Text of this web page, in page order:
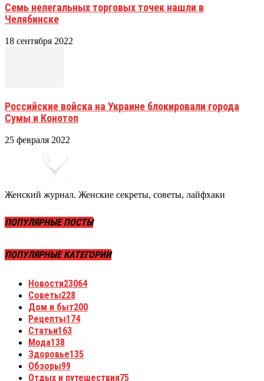
Семь нелегальных торговых точек нашли в
Челябинске
18 сентября 2022
Российские войска на Украине блокировали города
Сумы и Конотоп
25 февраля 2022
Женский журнал. Женские секреты, советы, лайфхаки
ПОПУЛЯРНЫЕ ПОСТЫ
ПОПУЛЯРНЫЕ КАТЕГОРИИ
Новости23064
Советы228
Дом и быт200
Рецепты174
Статьи163
Мода138
Здоровье135
Обзоры99
Отдых и путешествия75